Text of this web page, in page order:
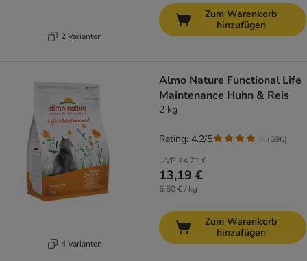
2 Varianten
Zum Warenkorb
hinzufügen
4 Varianten
Almo Nature Functional Life
Maintenance Huhn & Reis
2 kg
UVP 14,71 €
13,19 €
6,60 € / kg
Rating: 4.2/5 (596)
Zum Warenkorb
hinzufügen